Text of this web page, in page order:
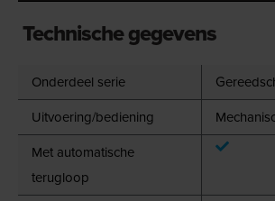
Technische gegevens
Onderdeel serie
Uitvoering/bediening
Met automatische
terugloop